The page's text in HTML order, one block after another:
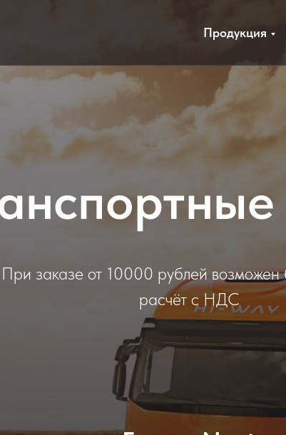
Продукция
При заказе от 10000 рублей возможен
расчёт с НДС